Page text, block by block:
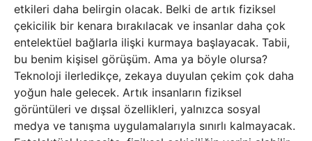
etkileri daha belirgin olacak. Belki de artık fiziksel
çekicilik bir kenara bırakılacak ve insanlar daha çok
entelektüel bağlarla ilişki kurmaya başlayacak. Tabii,
bu benim kişisel görüşüm. Ama ya böyle olursa?
Teknoloji ilerledikçe, zekaya duyulan çekim çok daha
yoğun hale gelecek. Artık insanların fiziksel
görüntüleri ve dışsal özellikleri, yalnızca sosyal
medya ve tanışma uygulamalarıyla sınırlı kalmayacak.